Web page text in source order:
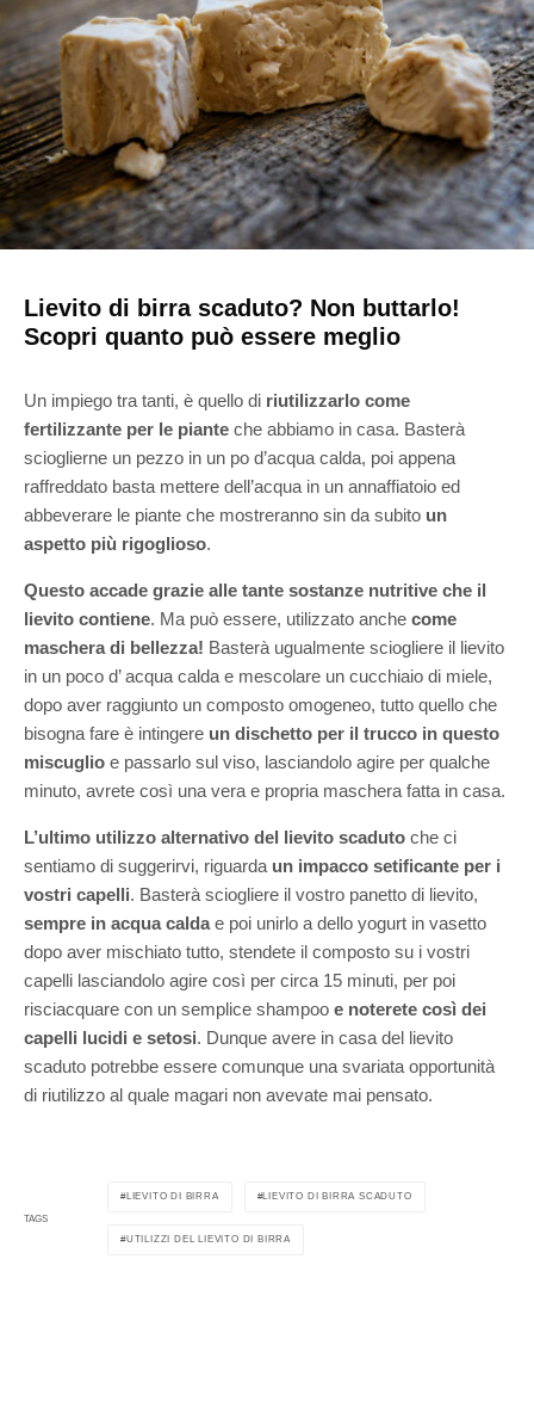
Lievito di birra scaduto? Non buttarlo!
Scopri quanto può essere meglio
Un impiego tra tanti, è quello di riutilizzarlo come
fertilizzante per le piante che abbiamo in casa. Basterà
scioglierne un pezzo in un po d’acqua calda, poi appena
raffreddato basta mettere dell’acqua in un annaffiatoio ed
abbeverare le piante che mostreranno sin da subito un
aspetto più rigoglioso.
Questo accade grazie alle tante sostanze nutritive che il
lievito contiene. Ma può essere, utilizzato anche come
maschera di bellezza! Basterà ugualmente sciogliere il lievito
in un poco d’ acqua calda e mescolare un cucchiaio di miele,
dopo aver raggiunto un composto omogeneo, tutto quello che
bisogna fare è intingere un dischetto per il trucco in questo
miscuglio e passarlo sul viso, lasciandolo agire per qualche
minuto, avrete così una vera e propria maschera fatta in casa.
L’ultimo utilizzo alternativo del lievito scaduto che ci
sentiamo di suggerirvi, riguarda un impacco setificante per i
vostri capelli. Basterà sciogliere il vostro panetto di lievito,
sempre in acqua caldae poi unirlo a dello yogurt in vasetto
dopo aver mischiato tutto, stendete il composto su i vostri
capelli lasciandolo agire così per circa 15 minuti, per poi
risciacquare con un semplice shampoo e noterete così dei
capelli lucidi e setosi. Dunque avere in casa del lievito
scaduto potrebbe essere comunque una svariata opportunità
di riutilizzo al quale magari non avevate mai pensato.
TAGS
LIEVITO DI BIRRA LIEVITO DI BIRRA SCADUTO
UTILIZZI DEL LIEVITO DI BIRRA